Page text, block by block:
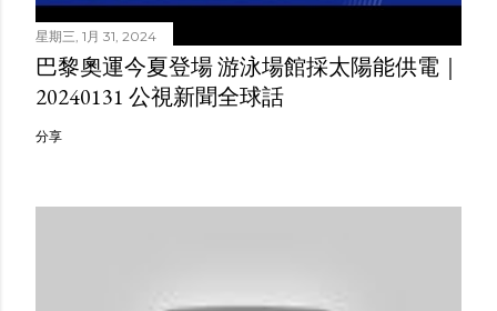
星期三, 1月 31, 2024
巴黎奧運今夏登場 游泳場館採太陽能供電｜
20240131 公視新聞全球話
分享